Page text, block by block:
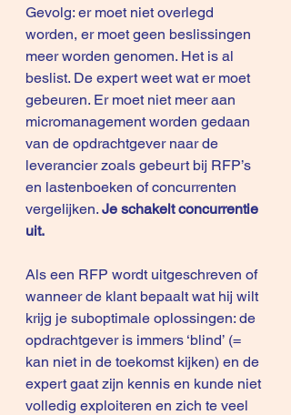
Gevolg: er moet niet overlegd
worden, er moet geen beslissingen
meer worden genomen. Het is al
beslist. De expert weet wat er moet
gebeuren. Er moet niet meer aan
micromanagement worden gedaan
van de opdrachtgever naar de
leverancier zoals gebeurt bij RFP’s
en lastenboeken of concurrenten
vergelijken. Je schakelt concurrentie
uit.
Als een RFP wordt uitgeschreven of
wanneer de klant bepaalt wat hij wilt
krijg je suboptimale oplossingen: de
opdrachtgever is immers ‘blind’ (=
kan niet in de toekomst kijken) en de
expert gaat zijn kennis en kunde niet
volledig exploiteren en zich te veel